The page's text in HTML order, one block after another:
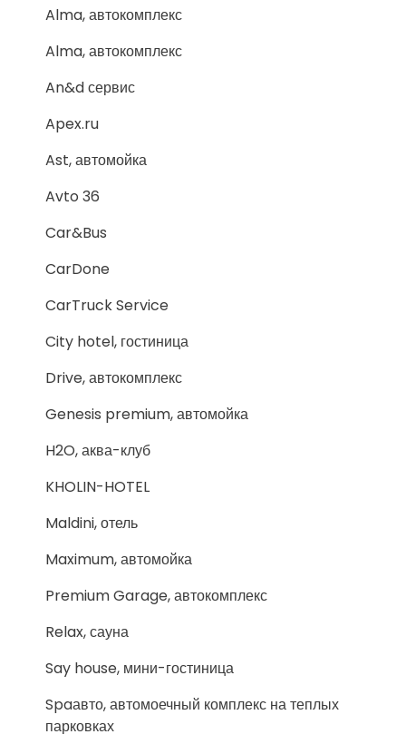
Alma, автокомплекс
Alma, автокомплекс
An&d сервис
Apex.ru
Ast, автомойка
Avto 36
Car&Bus
CarDone
CarTruck Service
City hotel, гостиница
Drive, автокомплекс
Genesis premium, автомойка
H2O, аква-клуб
KHOLIN-HOTEL
Maldini, отель
Maximum, автомойка
Premium Garage, автокомплекс
Relax, сауна
Say house, мини-гостиница
Spaавто, автомоечный комплекс на теплых
парковках